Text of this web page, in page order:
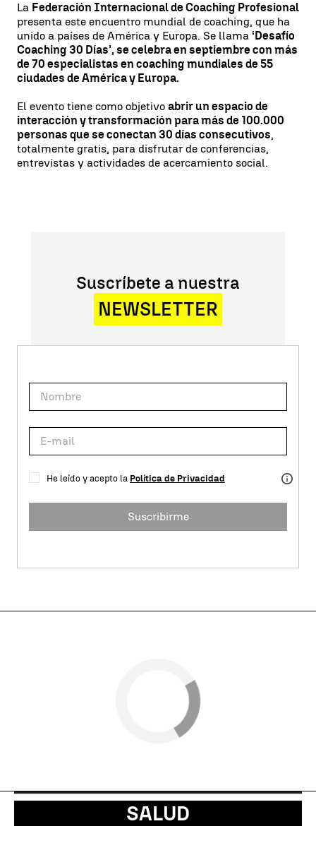
La Federación Internacional de Coaching Profesional
presenta este encuentro mundial de coaching, que ha
unido a países de América y Europa. Se llama ‘Desafío
Coaching 30 Días’, se celebra en septiembre con más
de 70 especialistas en coaching mundiales de 55
ciudades de América y Europa.
El evento tiene como objetivo abrir un espacio de
interacción y transformación para más de 100.000
personas que se conectan 30 días consecutivos,
totalmente gratis, para disfrutar de conferencias,
entrevistas y actividades de acercamiento social.
Suscríbete a nuestra
NEWSLETTER
He leído y acepto la Política de Privacidad
Suscribirme
SALUD